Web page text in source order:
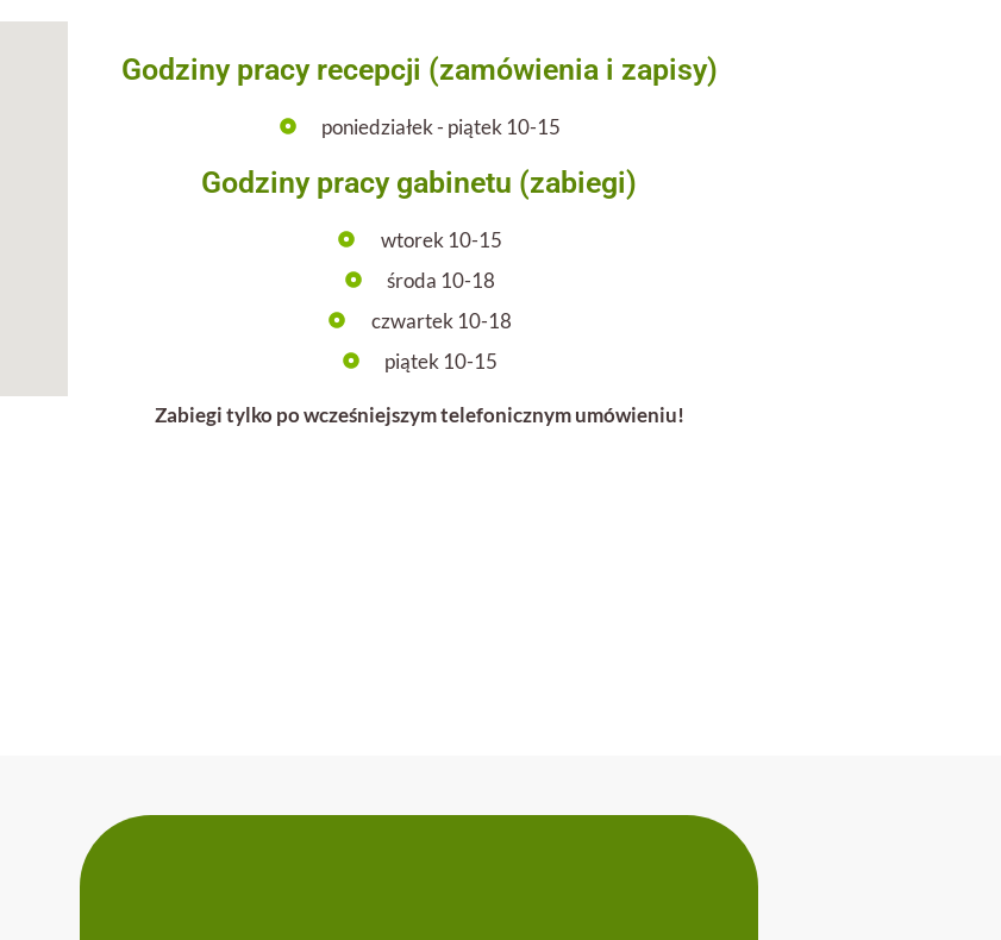
Godziny pracy recepcji (zamówienia i zapisy)
poniedziałek - piątek 10-15
Godziny pracy gabinetu (zabiegi)
wtorek 10-15
środa 10-18
czwartek 10-18
piątek 10-15
Zabiegi tylko po wcześniejszym telefonicznym umówieniu!